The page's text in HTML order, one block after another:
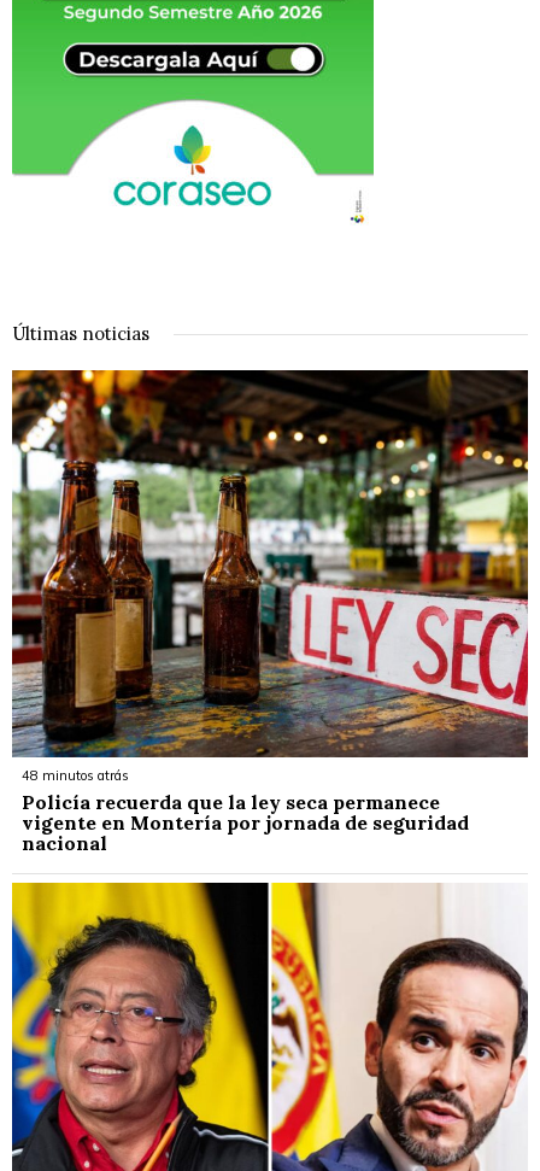
Últimas noticias
48 minutos atrás
Policía recuerda que la ley seca permanece
vigente en Montería por jornada de seguridad
nacional